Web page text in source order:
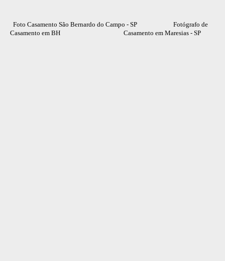
Foto Casamento São Bernardo do Campo - SP Fotógrafo de
Casamento em BH Casamento em Maresias - SP